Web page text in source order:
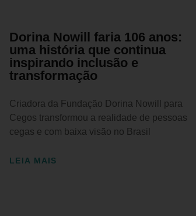
Dorina Nowill faria 106 anos:
uma história que continua
inspirando inclusão e
transformação
Criadora da Fundação Dorina Nowill para
Cegos transformou a realidade de pessoas
cegas e com baixa visão no Brasil
LEIA MAIS